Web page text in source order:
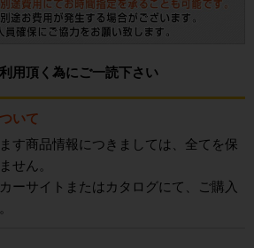
用頂く為にご一読下さい
いて
す商品情報につきましては、全てを保
せん。
ーサイトまたはカタログにて、ご購入